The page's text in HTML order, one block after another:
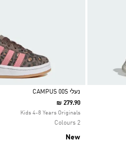
Selected
נעלי CAMPUS 00S
₪ 279.90
Kids 4-8 Years Originals
2 Colours
New